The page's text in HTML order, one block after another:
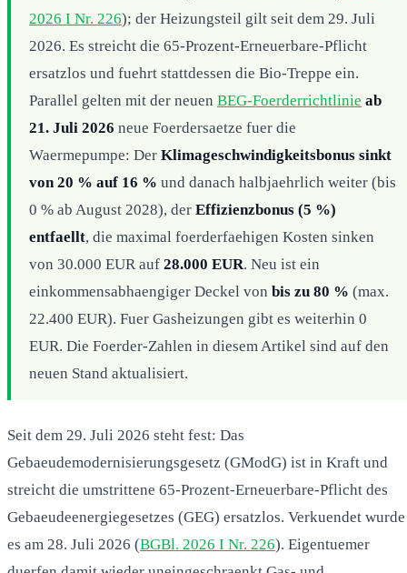
2026 I Nr. 226); der Heizungsteil gilt seit dem 29. Juli
2026. Es streicht die 65-Prozent-Erneuerbare-Pflicht
ersatzlos und fuehrt stattdessen die Bio-Treppe ein.
Parallel gelten mit der neuen BEG-Foerderrichtlinie ab
21. Juli 2026 neue Foerdersaetze fuer die
Waermepumpe: Der Klimageschwindigkeitsbonus sinkt
von 20 % auf 16 % und danach halbjaehrlich weiter (bis
0 % ab August 2028), der Effizienzbonus (5 %)
entfaellt, die maximal foerderfaehigen Kosten sinken
von 30.000 EUR auf 28.000 EUR. Neu ist ein
einkommensabhaengiger Deckel von bis zu 80 % (max.
22.400 EUR). Fuer Gasheizungen gibt es weiterhin 0
EUR. Die Foerder-Zahlen in diesem Artikel sind auf den
neuen Stand aktualisiert.
Seit dem 29. Juli 2026 steht fest: Das
Gebaeudemodernisierungsgesetz (GModG) ist in Kraft und
streicht die umstrittene 65-Prozent-Erneuerbare-Pflicht des
Gebaeudeenergiegesetzes (GEG) ersatzlos. Verkuendet wurde
es am 28. Juli 2026 (BGBl. 2026 I Nr. 226). Eigentuemer